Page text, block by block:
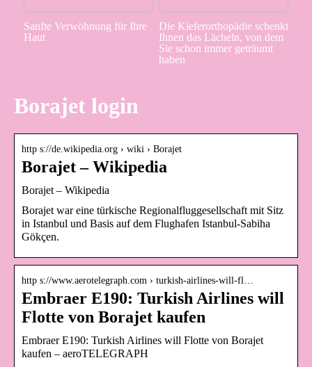
Sanfte Verwöhnung für Ihre
Haut
Die Kieferorthopädie schenkt
Ihnen das Lächeln, von dem
Sie schon immer geträumt
haben
Borajet login
http s://de.wikipedia.org › wiki › Borajet
Borajet – Wikipedia
Borajet – Wikipedia
Borajet war eine türkische Regionalfluggesellschaft mit Sitz
in Istanbul und Basis auf dem Flughafen Istanbul-Sabiha
Gökçen.
http s://www.aerotelegraph.com › turkish-airlines-will-fl…
Embraer E190: Turkish Airlines will
Flotte von Borajet kaufen
Embraer E190: Turkish Airlines will Flotte von Borajet
kaufen – aeroTELEGRAPH